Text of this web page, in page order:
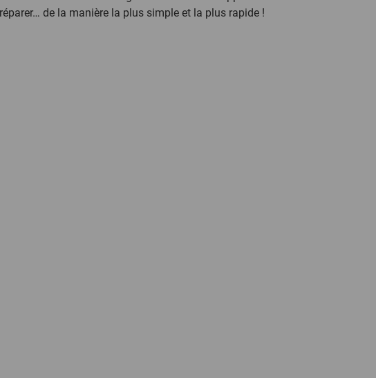
de la manière la plus simple et la plus rapide !